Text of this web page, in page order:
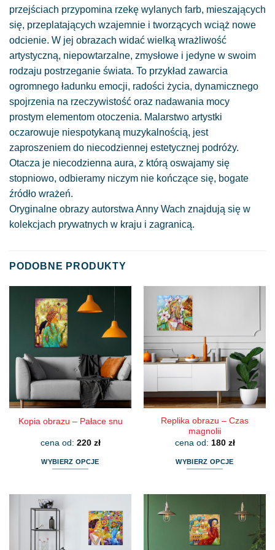
przejściach przypomina rzekę wylanych farb, mieszających
się, przeplatających wzajemnie i tworzących wciąż nowe
odcienie. W jej obrazach widać wielką wrażliwość
artystyczną, niepowtarzalne, zmysłowe i jedyne w swoim
rodzaju postrzeganie świata. To przykład zawarcia
ogromnego ładunku emocji, radości życia, dynamicznego
spojrzenia na rzeczywistość oraz nadawania mocy
prostym elementom otoczenia. Malarstwo artystki
oczarowuje niespotykaną muzykalnością, jest
zaproszeniem do niecodziennej estetycznej podróży.
Otacza je niecodzienna aura, z którą oswajamy się
stopniowo, odbieramy niczym nie kończące się, bogate
źródło wrażeń.
Oryginalne obrazy autorstwa Anny Wach znajdują się w
kolekcjach prywatnych w kraju i zagranicą.
PODOBNE PRODUKTY
Kopia obrazu – Pałace snu
cena od: 220 zł
WYBIERZ OPCJE
wiele
wariantów.
Opcje
Replika obrazu – Czas
magnolii
cena od: 180 zł
WYBIERZ OPCJE
wiele
wariantów.
Opcje